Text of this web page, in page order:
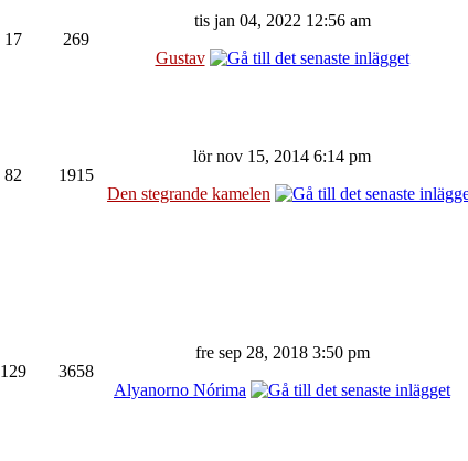
17 269
tis jan 04, 2022 12:56 am
Gustav
82 1915
lör nov 15, 2014 6:14 pm
Den stegrande kamelen
129 3658
fre sep 28, 2018 3:50 pm
Alyanorno Nórima